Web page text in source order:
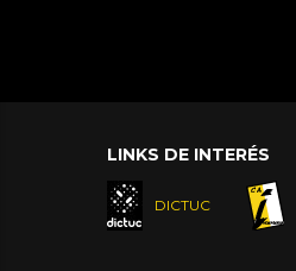
LINKS DE INTERÉS
DICTUC